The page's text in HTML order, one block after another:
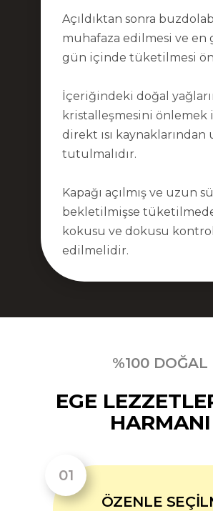
Açıldıktan sonra
muhafaza edilmesi ve en
gün içinde tüketilmesi
İçeriğindeki doğal
kristalleşmesini önlemek
direkt ısı kaynaklarından
tutulmalıdır.
Kapağı açılmış ve uzun
bekletilmişse
kokusu ve dokusu kontrol
edilmelidir.
%100 DOĞAL
EGE
HARMANI
ÖZENLE